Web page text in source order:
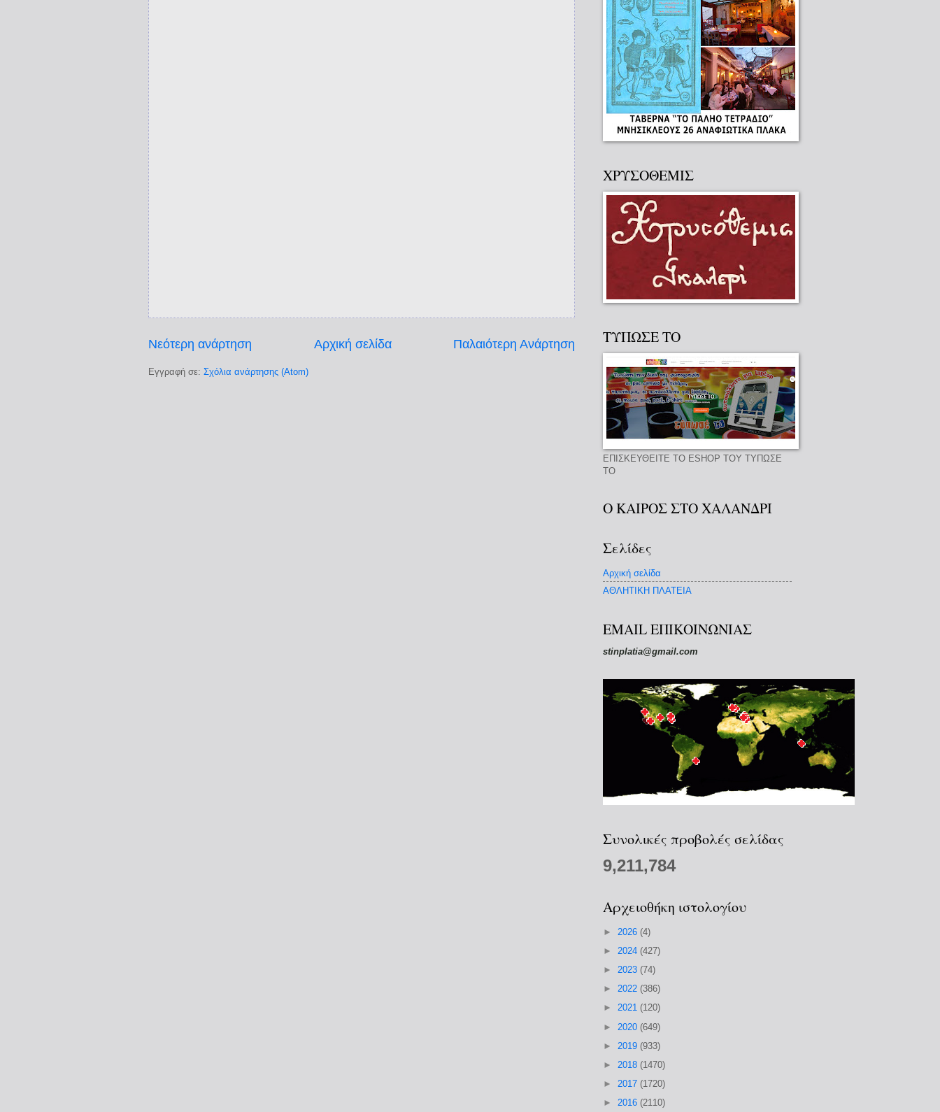
Νεότερη ανάρτηση Παλαιότερη Ανάρτηση
Αρχική σελίδα
Εγγραφή σε: Σχόλια ανάρτησης (Atom)
ΧΡΥΣΟΘΕΜΙΣ
ΤΥΠΩΣΕ ΤΟ
ΕΠΙΣΚΕΥΘΕΙΤΕ ΤΟ ESHOP ΤΟΥ ΤΥΠΩΣΕ
ΤΟ
Ο ΚΑΙΡΟΣ ΣΤΟ ΧΑΛΑΝΔΡΙ
Σελίδες
Αρχική σελίδα
ΑΘΛΗΤΙΚΗ ΠΛΑΤΕΙΑ
EMAIL ΕΠΙΚΟΙΝΩΝΙΑΣ
stinplatia@gmail.com
Συνολικές προβολές σελίδας
9,211,784
Αρχειοθήκη ιστολογίου
► 2026 (4)
► 2024 (427)
► 2023 (74)
► 2022 (386)
► 2021 (120)
► 2020 (649)
► 2019 (933)
► 2018 (1470)
► 2017 (1720)
► 2016 (2110)